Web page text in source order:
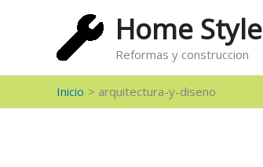
Home Style
Reformas y construccion
Inicio arquitectura-y-diseno